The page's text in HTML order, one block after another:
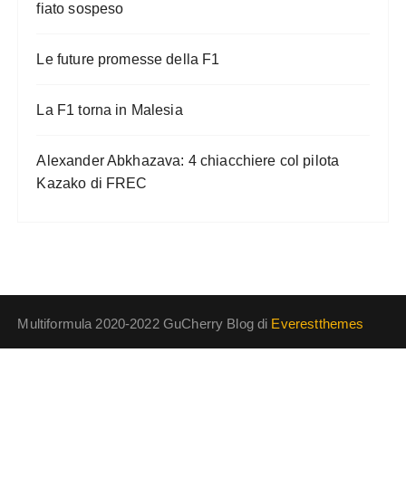
fiato sospeso
Le future promesse della F1
La F1 torna in Malesia
Alexander Abkhazava: 4 chiacchiere col pilota
Kazako di FREC
Multiformula 2020-2022 GuCherry Blog di Everestthemes